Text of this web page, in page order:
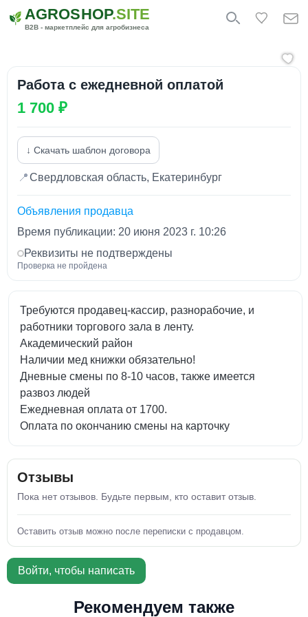
AGROSHOP.SITE
B2B - маркетплейс для агробизнеса
Работа с ежедневной оплатой
1 700 ₽
↓ Скачать шаблон договора
📍Свердловская область, Екатеринбург
Объявления продавца
Время публикации: 20 июня 2023 г. 10:26
Реквизиты не подтверждены
Проверка не пройдена
Требуются продавец-кассир, разнорабочие, и
работники торгового зала в ленту.
Академический район
Наличии мед книжки обязательно!
Дневные смены по 8-10 часов, также имеется
развоз людей
Ежедневная оплата от 1700.
Оплата по окончанию смены на карточку
Отзывы
Пока нет отзывов. Будьте первым, кто оставит отзыв.
Оставить отзыв можно после переписки с продавцом.
Войти, чтобы написать
Рекомендуем также